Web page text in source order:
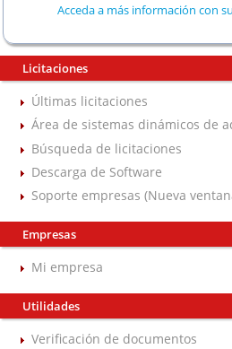
Acceda a más información con
Licitaciones
Últimas licitaciones
Área de sistemas dinámicos de
Búsqueda de licitaciones
Descarga de Software
Soporte empresas (Nueva
Empresas
Mi empresa
Utilidades
Verificación de documentos